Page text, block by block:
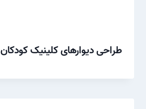
طراحی دیوارهای کلینیک کودکان